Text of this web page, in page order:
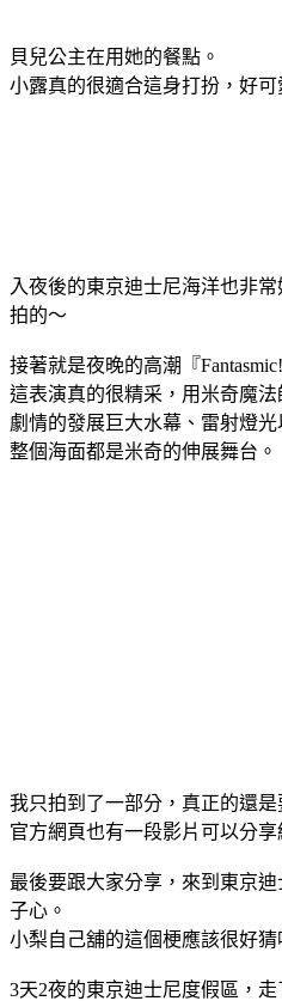
貝兒公主在用她的餐點。
小露真的很適合這身打扮，好可
入夜後的東京迪士尼海洋也非
拍的～
接著就是夜晚的高潮『Fantasmic!
這表演真的很精采，用米奇魔
劇情的發展巨大水幕、雷射燈
整個海面都是米奇的伸展舞台。
我只拍到了一部分，真正的還是
官方網頁也有一段影片可以分享
最後要跟大家分享，來到東京
子心。
小梨自己舖的這個梗應該很好猜
3天2夜的東京迪士尼度假區，